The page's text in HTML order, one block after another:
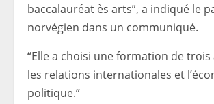
baccalauréat ès arts”, a indiqué le
norvégien dans un communiqué.
“Elle a choisi une formation de trois
les relations internationales et
politique.”